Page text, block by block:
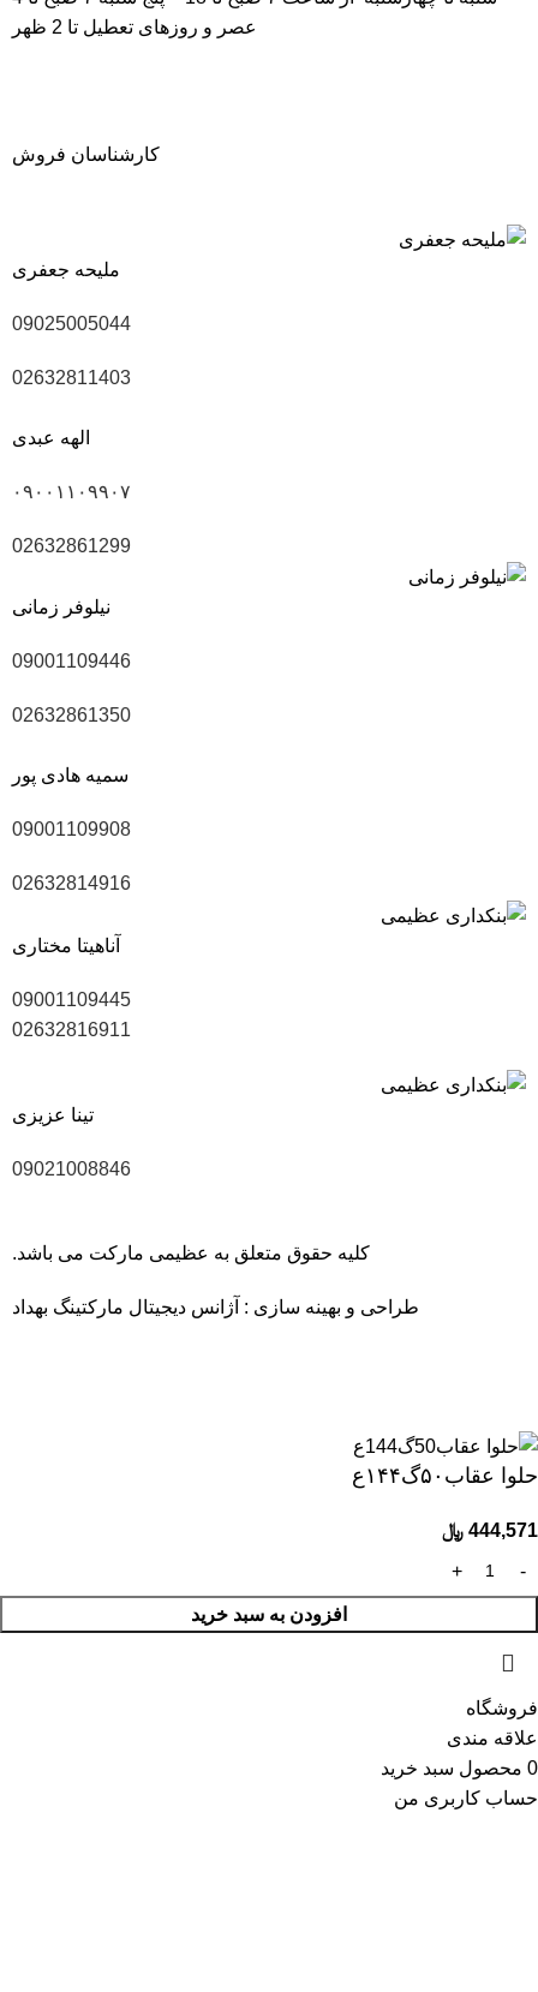
عصر و روزهای تعطیل تا 2 ظهر
کارشناسان فروش
ملیحه جعفری
09025005044
02632811403
الهه عبدی
۰۹۰۰۱۱۰۹۹۰۷
02632861299
نیلوفر زمانی
09001109446
02632861350
سمیه هادی پور
09001109908
02632814916
آناهیتا مختاری
09001109445
02632816911
تینا عزیزی
09021008846
کلیه حقوق متعلق به عظیمی مارکت می باشد.
طراحی و بهینه سازی : آژانس دیجیتال مارکتینگ بهداد
حلوا عقاب۵۰گ۱۴۴ع
444,571 ﷼
افزودن به سبد خرید
فروشگاه
علاقه مندی
0 محصول سبد خرید
حساب کاربری من